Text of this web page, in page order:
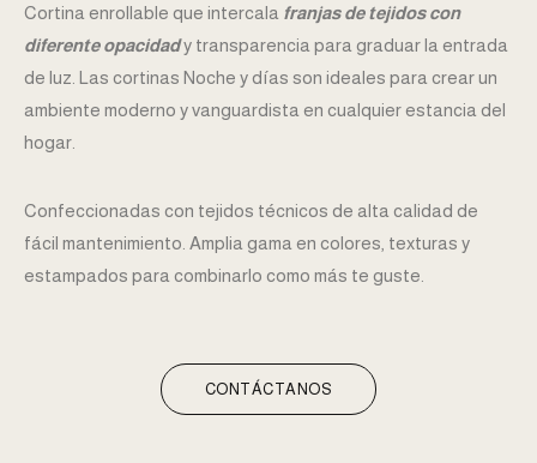
Cortina enrollable que intercala franjas de tejidos con
diferente opacidady transparencia para graduar la entrada
de luz. Las cortinas Noche y días son ideales para crear un
ambiente moderno y vanguardista en cualquier estancia del
hogar.
Confeccionadas con tejidos técnicos de alta calidad de
fácil mantenimiento. Amplia gama en colores, texturas y
estampados para combinarlo como más te guste.
CONTÁCTANOS